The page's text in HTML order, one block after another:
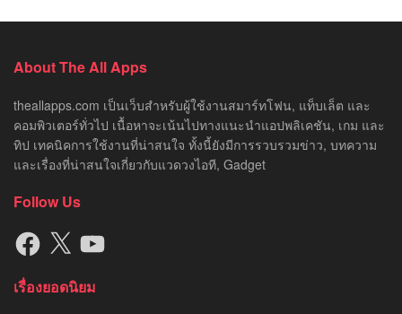
About The All Apps
theallapps.com เป็นเว็บสำหรับผู้ใช้งานสมาร์ทโฟน, แท็บเล็ต และ
คอมพิวเตอร์ทั่วไป เนื้อหาจะเน้นไปทางแนะนำแอปพลิเคชัน, เกม และ
ทิป เทคนิคการใช้งานที่น่าสนใจ ทั้งนี้ยังมีการรวบรวมข่าว, บทความ
และเรื่องที่น่าสนใจเกี่ยวกับแวดวงไอที, Gadget
Follow Us
Facebook
X YouTube
เรื่องยอดนิยม